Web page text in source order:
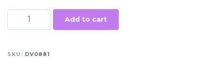
Add to cart
SKU: DV0881